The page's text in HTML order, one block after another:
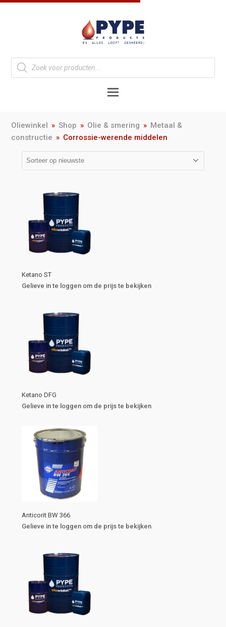
Oliewinkel » Shop » Olie & smering » Metaal &
constructie » Corrossie-werende middelen
Ketano ST
Gelieve in te loggen om de prijs te bekijken
Ketano DFG
Gelieve in te loggen om de prijs te bekijken
Anticorit BW 366
Gelieve in te loggen om de prijs te bekijken